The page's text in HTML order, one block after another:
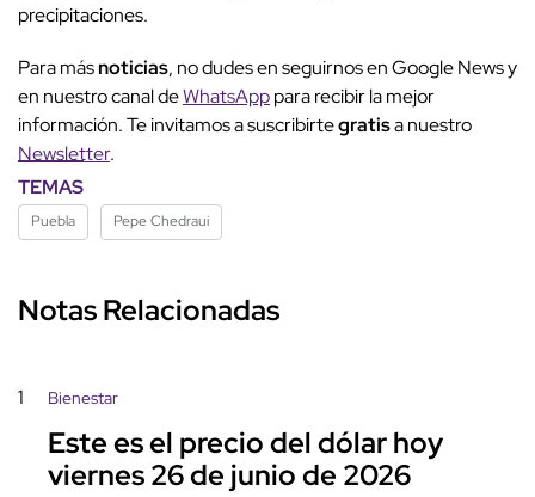
precipitaciones.
Para másnoticias, no dudes en seguirnos en Google News y
en nuestro canal deWhatsApppara recibir la mejor
información. Te invitamos a suscribirtegratisa nuestro
Newsletter.
TEMAS
Puebla Pepe Chedraui
Notas Relacionadas
1 Bienestar
Este es el precio del dólar hoy
viernes 26 de junio de 2026